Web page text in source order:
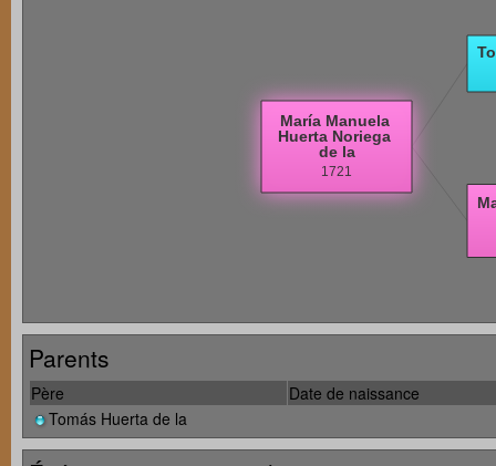
Parents
Père
Date de naissance
Tomás Huerta de la